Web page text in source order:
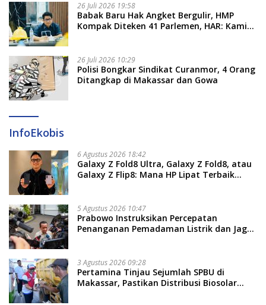
26 Juli 2026 19:58
​Babak Baru Hak Angket Bergulir, HMP
Kompak Diteken 41 Parlemen, HAR: Kami
26 Juli 2026 10:29
Polisi Bongkar Sindikat Curanmor, 4 Orang
Ditangkap di Makassar dan Gowa
InfoEkobis
6 Agustus 2026 18:42
Galaxy Z Fold8 Ultra, Galaxy Z Fold8, atau
Galaxy Z Flip8: Mana HP Lipat Terbaik
5 Agustus 2026 10:47
Prabowo Instruksikan Percepatan
Penanganan Pemadaman Listrik dan Jaga
3 Agustus 2026 09:28
Pertamina Tinjau Sejumlah SPBU di
Makassar, Pastikan Distribusi Biosolar